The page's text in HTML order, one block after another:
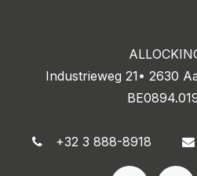
Industrieweg 21• 2630
+32 3 888-8918